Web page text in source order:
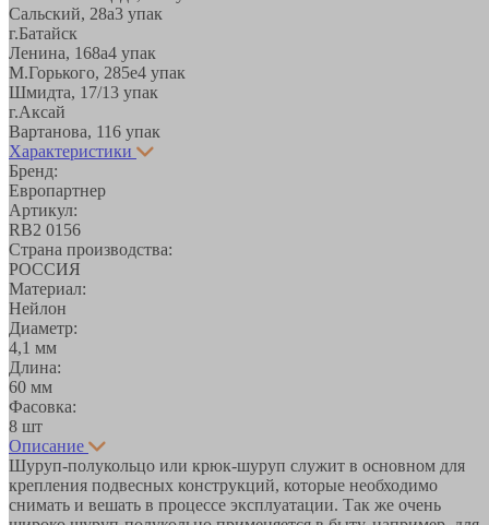
Сальский, 28a3 упак
г.Батайск
Ленина, 168а4 упак
М.Горького, 285е4 упак
Шмидта, 17/13 упак
г.Аксай
Вартанова, 116 упак
Характеристики
Бренд:
Европартнер
Артикул:
RB2 0156
Страна производства:
РОССИЯ
Материал:
Нейлон
Диаметр:
4,1 мм
Длина:
60 мм
Фасовка:
8 шт
Описание
Шуруп-полукольцо или крюк-шуруп служит в основном для
крепления подвесных конструкций, которые необходимо
снимать и вешать в процессе эксплуатации. Так же очень